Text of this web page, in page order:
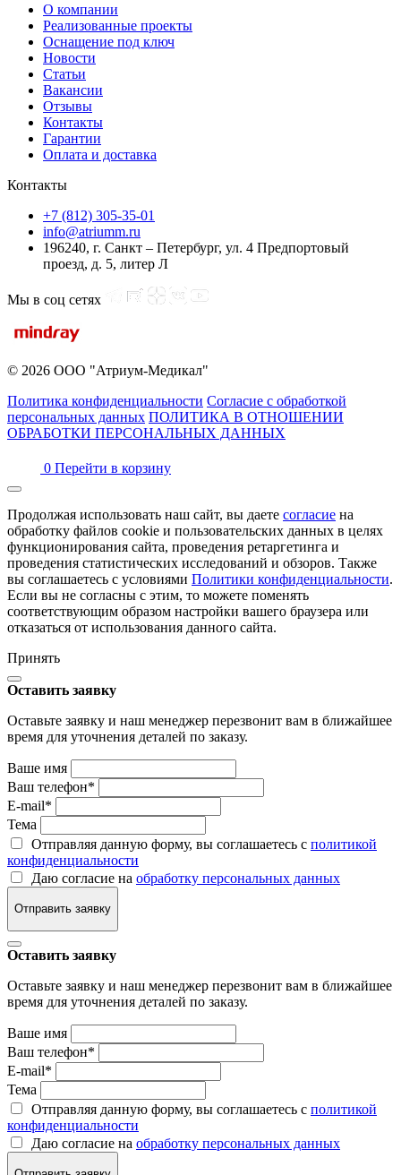
О компании
Реализованные проекты
Оснащение под ключ
Новости
Статьи
Вакансии
Отзывы
Контакты
Гарантии
Оплата и доставка
Контакты
+7 (812) 305-35-01
info@atriumm.ru
196240, г. Санкт – Петербург, ул. 4 Предпортовый
проезд, д. 5, литер Л
Мы в соц сетях
© 2026 ООО "Атриум-Медикал"
Политика конфиденциальности Согласие с обработкой
персональных данных ПОЛИТИКА В ОТНОШЕНИИ
ОБРАБОТКИ ПЕРСОНАЛЬНЫХ ДАННЫХ
0 Перейти в корзину
Продолжая использовать наш сайт, вы даете согласие на
обработку файлов cookie и пользовательских данных в целях
функционирования сайта, проведения ретаргетинга и
проведения статистических исследований и обзоров. Также
вы соглашаетесь с условиями Политики конфиденциальности.
Если вы не согласны с этим, то можете поменять
соответствующим образом настройки вашего браузера или
отказаться от использования данного сайта.
Принять
Оставить заявку
Оставьте заявку и наш менеджер перезвонит вам в ближайшее
время для уточнения деталей по заказу.
Ваше имя
Ваш телефон*
E-mail*
Тема
Отправляя данную форму, вы соглашаетесь с политикой
конфиденциальности
Даю согласие на обработку персональных данных
Отправить заявку
Оставить заявку
Оставьте заявку и наш менеджер перезвонит вам в ближайшее
время для уточнения деталей по заказу.
Ваше имя
Ваш телефон*
E-mail*
Тема
Отправляя данную форму, вы соглашаетесь с политикой
конфиденциальности
Даю согласие на обработку персональных данных